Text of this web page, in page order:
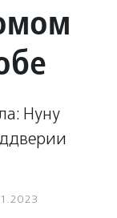
Нуну